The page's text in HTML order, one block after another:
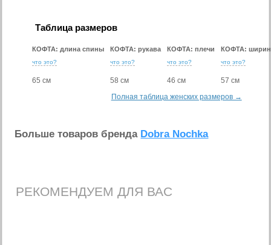
Таблица размеров
КОФТА: длина спины
что это?
КОФТА: рукава
что это?
КОФТА: плечи
что это?
КОФТА:
что это?
65 см 58 см 46 см
57 см
Полная таблица женских размеров →
Больше товаров бренда Dobra Nochka
РЕКОМЕНДУЕМ ДЛЯ ВАС